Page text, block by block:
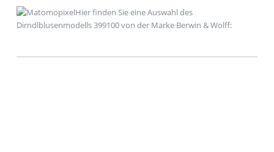
Hier finden Sie eine Auswahl des
Dirndlblusenmodells 399100 von der Marke Berwin & Wolff: